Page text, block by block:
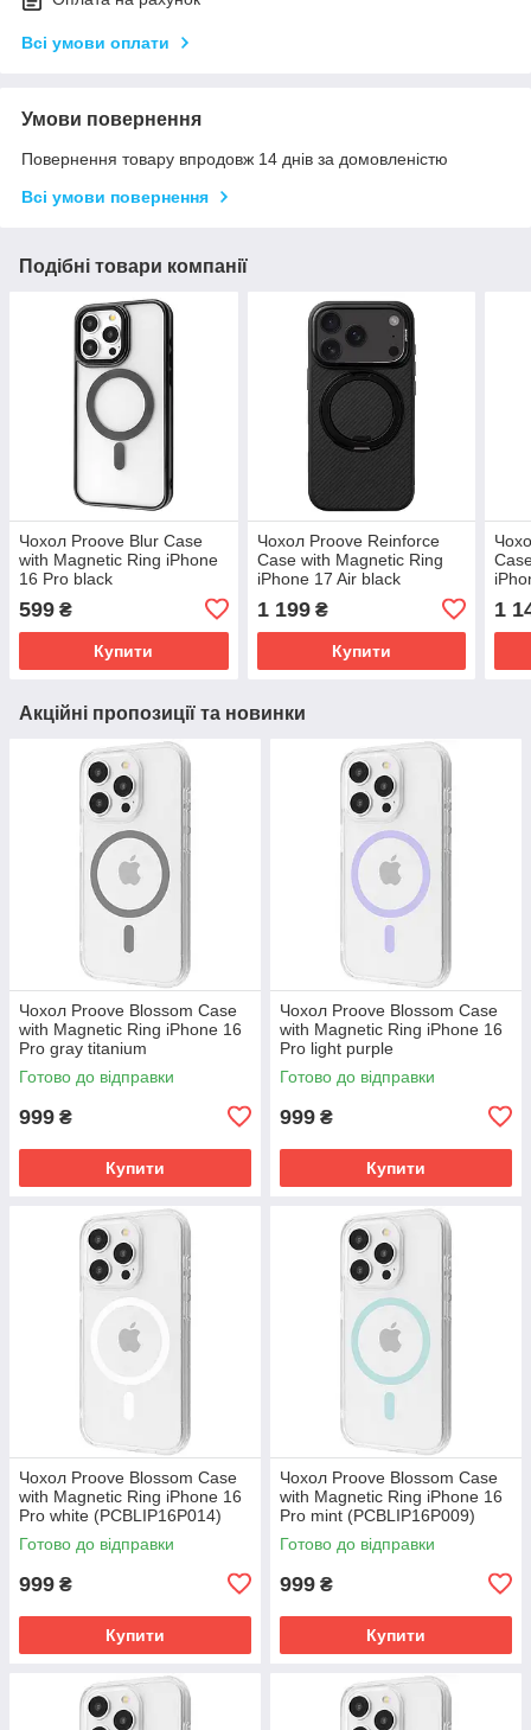
Всі умови оплати
Умови повернення
Повернення товару впродовж 14 днів за домовленістю
Всі умови повернення
Подібні товари компанії
Чохол Proove Blur Case
with Magnetic Ring iPhone
16 Pro black
599 ₴
Купити
Чохол Proove Reinforce
Case with Magnetic Ring
iPhone 17 Air black
1 199₴
Купити
1
Акційні пропозиції та новинки
Чохол Proove Blossom Case
with Magnetic Ring iPhone 16
Pro gray titanium
(PCBLIP16P027)
Готово до відправки
999 ₴
Купити
Чохол Proove Blossom Case
with Magnetic Ring iPhone 16
Pro light purple
(PCBLIP16P007)
Готово до відправки
999 ₴
Купити
Чохол Proove Blossom Case
with Magnetic Ring iPhone 16
Pro white (PCBLIP16P014)
Готово до відправки
999 ₴
Купити
Чохол Proove Blossom Case
with Magnetic Ring iPhone 16
Pro mint (PCBLIP16P009)
Готово до відправки
999 ₴
Купити